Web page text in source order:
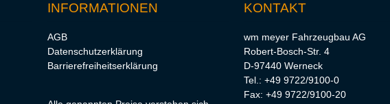
INFORMATIONEN
AGB
Datenschutzerklärung
Barrierefreiheitserklärung
KONTAKT
wm meyer Fahrzeugbau AG
Robert-Bosch-Str. 4
D-97440 Werneck
Tel.: +49 9722/9100-0
Fax: +49 9722/9100-20